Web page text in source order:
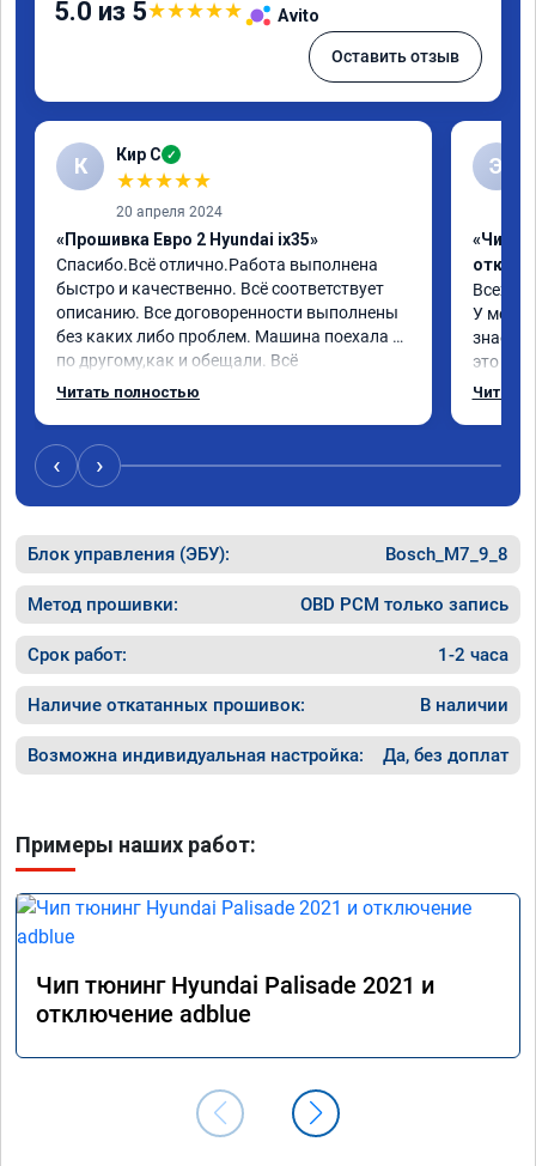
5.0 из 5★★★★★ Avito
Оставить отзыв
К Кир С ✓
★★★★★
20 апреля 2024
«Прошивка Евро 2 Hyundai ix35»
Спасибо.Всё отлично.Работа выполнена
быстро и качественно. Всё соответствует
описанию. Все договоренности выполнены
без каких либо проблем. Машина поехала
по другому,как и обещали. Всё
понравилось. Рекомендую данную
Читать полностью
Э
«Чип
Всех
У меня
знает
это
газов,
как
ничего
сразу.
В
пути!
Читать
‹ ›
Блок управления (ЭБУ): Bosch_M7_9_8
Метод прошивки: OBD PCM только запись
Срок работ: 1-2 часа
Наличие откатанных прошивок: В наличии
Возможна индивидуальная настройка: Да, без доплат
Примеры наших работ:
Чип тюнинг Hyundai Palisade 2021 и
отключение adblue